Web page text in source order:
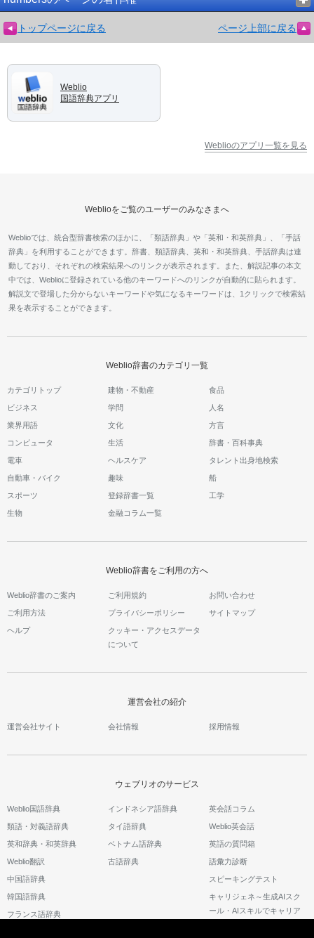
トップページに戻る ページ上部に戻る
Weblio
国語辞典アプリ
Weblioのアプリ一覧を見る
Weblioをご覧のユーザーのみなさまへ
Weblioでは、統合型辞書検索のほかに、「類語辞典」や「英和・和英辞典」、「手話
辞典」を利用することができます。辞書、類語辞典、英和・和英辞典、手話辞典は連
動しており、それぞれの検索結果へのリンクが表示されます。また、解説記事の本文
中では、Weblioに登録されている他のキーワードへのリンクが自動的に貼られます。
解説文で登場した分からないキーワードや気になるキーワードは、1クリックで検索結
果を表示することができます。
Weblio辞書のカテゴリ一覧
カテゴリトップ 建物・不動産 食品
ビジネス 学問 人名
業界用語 文化 方言
コンピュータ 生活 辞書・百科事典
電車 ヘルスケア タレント出身地検索
自動車・バイク 趣味 船
スポーツ 登録辞書一覧 工学
生物 金融コラム一覧
Weblio辞書をご利用の方へ
Weblio辞書のご案内 ご利用規約 お問い合わせ
ご利用方法 プライバシーポリシー サイトマップ
ヘルプ
クッキー・アクセスデータ
について
運営会社の紹介
運営会社サイト 会社情報 採用情報
ウェブリオのサービス
Weblio国語辞典
類語・対義語辞典
英和辞典・和英辞典
Weblio翻訳
中国語辞典
韓国語辞典
フランス語辞典
インドネシア語辞典
タイ語辞典
ベトナム語辞典
古語辞典
英会話コラム
Weblio英会話
英語の質問箱
語彙力診断
スピーキングテスト
キャリジェネ～生成AIスク
ール・AIスキルでキャリア